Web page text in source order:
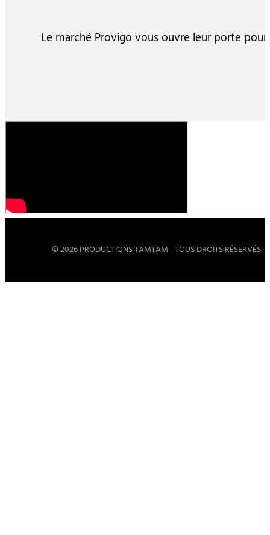
Le marché Provigo vous ouvre leur porte
© 2026 PRODUCTIONS TAMTAM - TOUS DROITS RÉSERVÉS.